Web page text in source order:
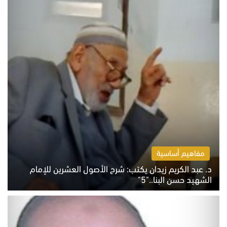
مفاهيم أساسية
د. عبد الكريم زيدان يكتب: شرح الأصول العشرين للإمام
الشهيد حسن البنا.."5"
السبت 8 أغسطس 2026 10:46 ص